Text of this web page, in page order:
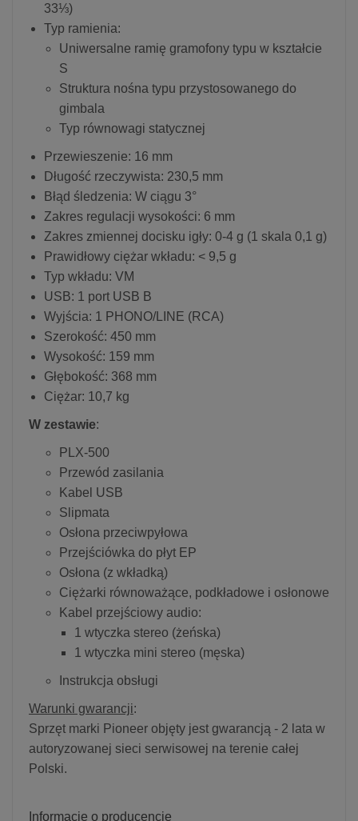
33⅓)
Typ ramienia:
Uniwersalne ramię gramofony typu w kształcie
S
Struktura nośna typu przystosowanego do
gimbala
Typ równowagi statycznej
Przewieszenie: 16 mm
Długość rzeczywista: 230,5 mm
Błąd śledzenia: W ciągu 3°
Zakres regulacji wysokości: 6 mm
Zakres zmiennej docisku igły: 0-4 g (1 skala 0,1 g)
Prawidłowy ciężar wkładu: < 9,5 g
Typ wkładu: VM
USB: 1 port USB B
Wyjścia: 1 PHONO/LINE (RCA)
Szerokość: 450 mm
Wysokość: 159 mm
Głębokość: 368 mm
Ciężar: 10,7 kg
W zestawie:
PLX-500
Przewód zasilania
Kabel USB
Slipmata
Osłona przeciwpyłowa
Przejściówka do płyt EP
Osłona (z wkładką)
Ciężarki równoważące, podkładowe i osłonowe
Kabel przejściowy audio:
1 wtyczka stereo (żeńska)
1 wtyczka mini stereo (męska)
Instrukcja obsługi
Warunki gwarancji:
Sprzęt marki Pioneer objęty jest gwarancją - 2 lata w
autoryzowanej sieci serwisowej na terenie całej
Polski.
Informacje o producencie